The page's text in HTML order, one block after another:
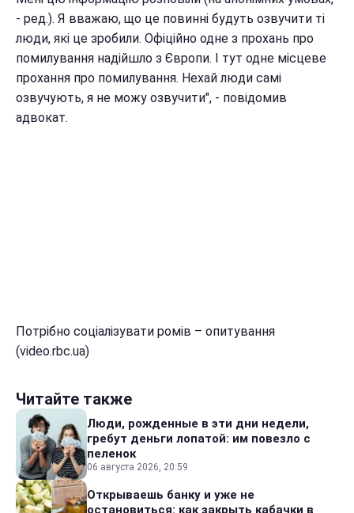
- ред.). Я вважаю, що це повинні будуть озвучити ті
люди, які це зробили. Офіційно одне з прохань про
помилування надійшло з Європи. І тут одне місцеве
прохання про помилування. Нехай люди самі
озвучують, я не можу озвучити", - повідомив
адвокат.
Потрібно соціалізувати ромів – опитування
(video.rbc.ua)
Читайте также
Люди, рожденные в эти дни недели,
гребут деньги лопатой: им повезло с
пеленок
06 августа 2026, 20:59
Открываешь банку и уже не
остановиться: как закрыть кабачки в